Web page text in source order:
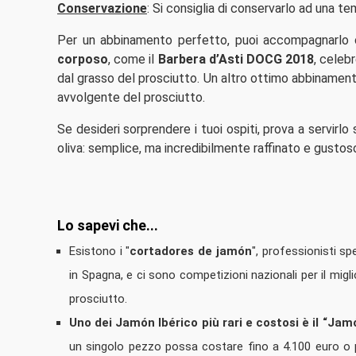
Conservazione: Si consiglia di conservarlo ad una
Per un abbinamento perfetto, puoi
corposo, come il Barbera d’Asti DOCG 2018,
dal grasso del prosciutto. Un altro ottimo
avvolgente del prosciutto.
Se desideri sorprendere i tuoi ospiti, prova a
oliva: semplice, ma incredibilmente raffinato e
Lo sapevi che...
Esistono i "cortadores de jamón", professionisti
in Spagna, e ci sono competizioni nazionali per il
prosciutto.
Uno dei Jamón Ibérico più rari e costosi è il
un singolo pezzo possa costare fino a 4.100 euro